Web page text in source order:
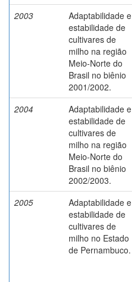
2003
Adaptabilidade e
estabilidade de
cultivares de
milho na região
Meio-Norte do
Brasil no biênio
2001/2002.
2004
Adaptabilidade e
estabilidade de
cultivares de
milho na região
Meio-Norte do
Brasil no biênio
2002/2003.
2005
Adaptabilidade e
estabilidade de
cultivares de
milho no Estado
de Pernambuco.